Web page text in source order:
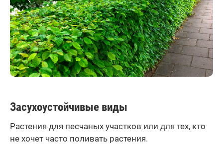
Засухоустойчивые виды
Растения для песчаных участков или для тех, кто
не хочет часто поливать растения.